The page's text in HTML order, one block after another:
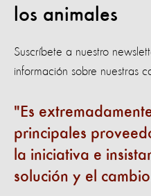
los animales
Suscríbete a nuestro
información sobre nuestras
Es
principales
la iniciativa e
solución y el